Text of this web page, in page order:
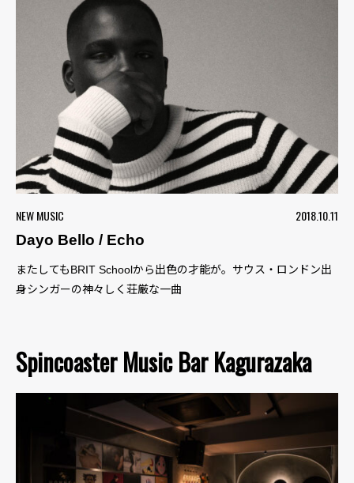
NEW MUSIC
2018.10.11
Dayo Bello / Echo
またしてもBRIT Schoolから出色の才能が。サウス・ロンドン出
身シンガーの神々しく荘厳な一曲
Spincoaster Music Bar Kagurazaka